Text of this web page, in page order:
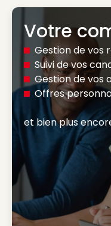
Votre
Gestion de vos
Suivi de vos
Gestion de vos
Offres
et bien plus